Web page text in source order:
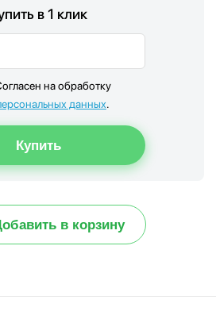
в 1 клик
на обработку
данных.
в корзину